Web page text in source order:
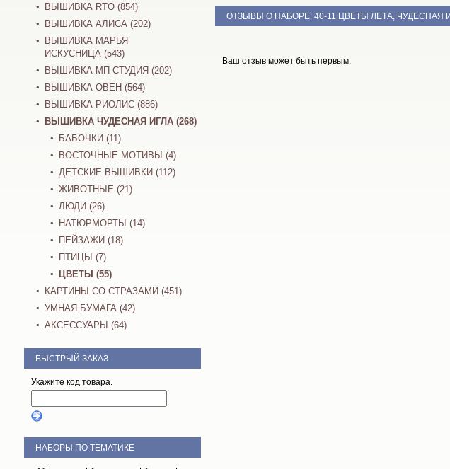
ОТЗЫВЫ О НАБОРЕ: 40-11 ЦВЕТЫ ЛЕТА, ЧУДЕСНАЯ
Ваш отзыв может быть первым.
ВЫШИВКА RTO (854)
ВЫШИВКА АЛИСА (202)
ВЫШИВКА МАРЬЯ
ИСКУСНИЦА (543)
ВЫШИВКА МП СТУДИЯ (202)
ВЫШИВКА ОВЕН (564)
ВЫШИВКА РИОЛИС (886)
ВЫШИВКА ЧУДЕСНАЯ ИГЛА (268)
БАБОЧКИ (11)
ВОСТОЧНЫЕ МОТИВЫ (4)
ДЕТСКИЕ ВЫШИВКИ (112)
ЖИВОТНЫЕ (21)
ЛЮДИ (26)
НАТЮРМОРТЫ (14)
ПЕЙЗАЖИ (18)
ПТИЦЫ (7)
ЦВЕТЫ (55)
КАРТИНЫ СО СТРАЗАМИ (451)
УМНАЯ БУМАГА (42)
АКСЕССУАРЫ (64)
БЫСТРЫЙ ЗАКАЗ
Укажите код товара.
НАБОРЫ ПО ТЕМАТИКЕ